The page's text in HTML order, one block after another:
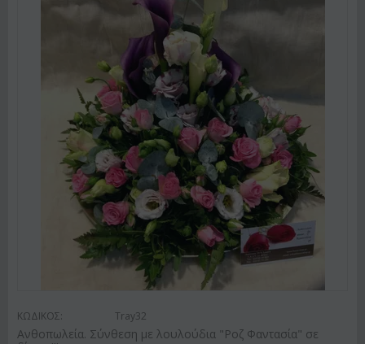
ΚΩΔΙΚΟΣ: Tray32
Ανθοπωλεία. Σύνθεση με λουλούδια "Ροζ Φαντασία" σε